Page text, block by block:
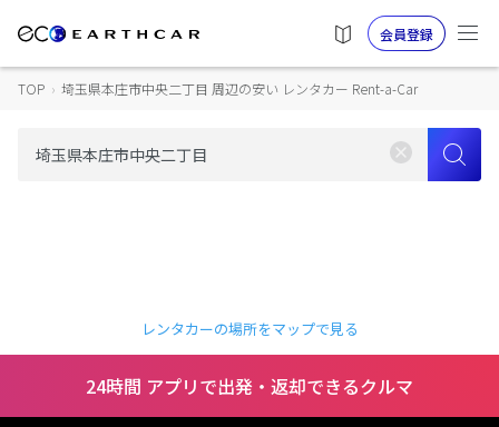
会員登録
TOP › 埼玉県本庄市中央二丁目 周辺の安い レンタカー Rent-a-Car
レンタカーの場所をマップで見る
24時間 アプリで出発・返却できるクルマ